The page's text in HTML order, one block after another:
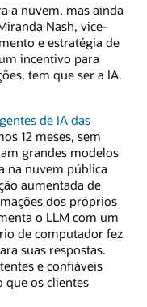
a nuvem, mas ainda
Nash, vice-
e estratégia de
incentivo para
tem que ser a IA.
de IA das
12 meses, sem
grandes modelos
na nuvem pública
aumentada de
dos próprios
o LLM com um
de computador fez
suas respostas.
e confiáveis
que os clientes